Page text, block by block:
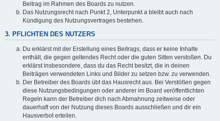
Beitrag im Rahmen des Boards zu nutzen.
Das Nutzungsrecht nach Punkt 2, Unterpunkt a bleibt auch nach
Kündigung des Nutzungsvertrages bestehen.
3. PFLICHTEN DES NUTZERS
Du erklärst mit der Erstellung eines Beitrags, dass er keine Inhalte
enthält, die gegen geltendes Recht oder die guten Sitten verstoßen. Du
erklärst insbesondere, dass du das Recht besitzt, die in deinen
Beiträgen verwendeten Links und Bilder zu setzen bzw. zu verwenden.
Der Betreiber des Boards übt das Hausrecht aus. Bei Verstößen gegen
diese Nutzungsbedingungen oder anderer im Board veröffentlichten
Regeln kann der Betreiber dich nach Abmahnung zeitweise oder
dauerhaft von der Nutzung dieses Boards ausschließen und dir ein
Hausverbot erteilen.